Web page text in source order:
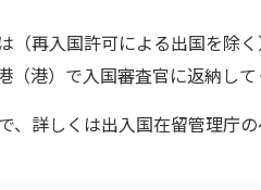
（再入国許可による出国を除
港）で入国審査官に返納して
詳しくは出入国在留管理庁の